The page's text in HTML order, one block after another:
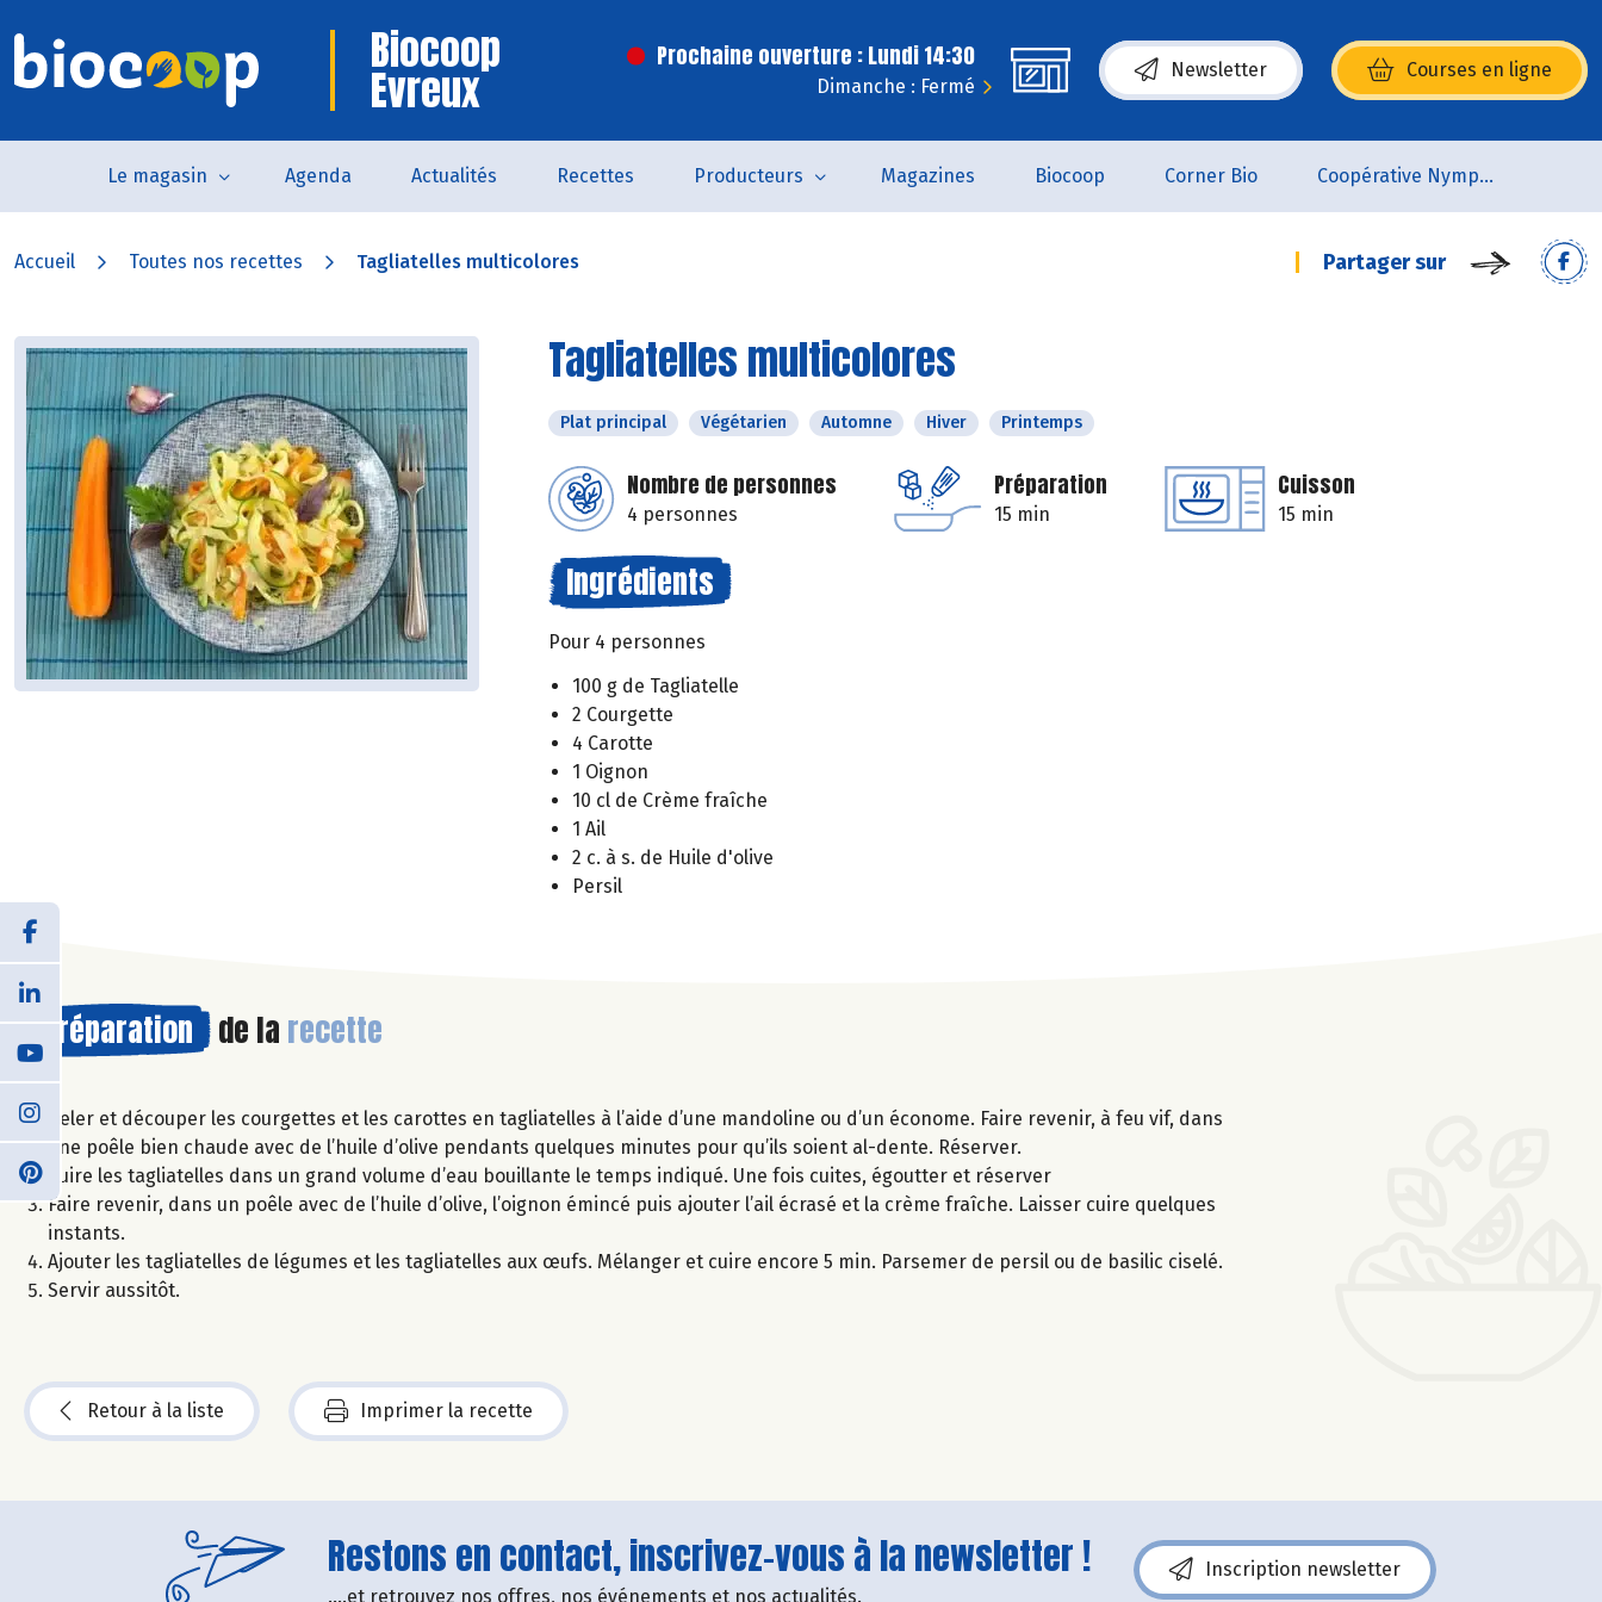
Biocoop
Evreux
Prochaine ouverture : Lundi 14:30
Dimanche : Fermé
Newsletter Courses en ligne
(s’ouvre dans une nouvelle fenêtre)
Le magasin Agenda Actualités Recettes Producteurs Magazines Biocoop Corner Bio Coopérative Nymphéa
Accueil Toutes nos recettes Tagliatelles multicolores Partager sur
Tagliatelles multicolores
Plat principal Végétarien Automne Hiver Printemps
Nombre de personnes
4 personnes
Préparation
15 min
Cuisson
15 min
Ingrédients
Pour 4 personnes
100 g de Tagliatelle
2 Courgette
4 Carotte
1 Oignon
10 cl de Crème fraîche
1 Ail
2 c. à s. de Huile d'olive
Persil
Préparation de la recette
Peler et découper les courgettes et les carottes en tagliatelles à l’aide d’une mandoline ou d’un économe. Faire revenir, à feu vif, dans
une poêle bien chaude avec de l’huile d’olive pendants quelques minutes pour qu’ils soient al-dente. Réserver.
Cuire les tagliatelles dans un grand volume d’eau bouillante le temps indiqué. Une fois cuites, égoutter et réserver
Faire revenir, dans un poêle avec de l’huile d’olive, l’oignon émincé puis ajouter l’ail écrasé et la crème fraîche. Laisser cuire quelques
instants.
Ajouter les tagliatelles de légumes et les tagliatelles aux œufs. Mélanger et cuire encore 5 min. Parsemer de persil ou de basilic ciselé.
Servir aussitôt.
Retour à la liste Imprimer la recette
Restons en contact, inscrivez-vous à la newsletter !
....et retrouvez nos offres, nos événements et nos actualités.
Inscription newsletter